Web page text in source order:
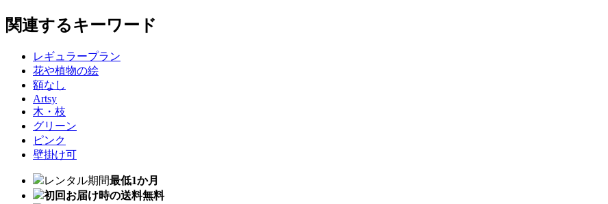
関連するキーワード
レギュラープラン
花や植物の絵
額なし
Artsy
木・枝
グリーン
ピンク
壁掛け可
レンタル期間最低1か月
初回お届け時の送料無料